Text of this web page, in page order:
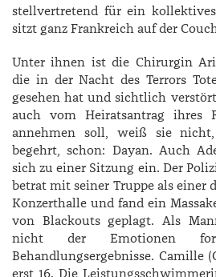
stellvertretend für ein
sitzt ganz Frankreich auf der
Unter ihnen ist die Chirurgin
die in der Nacht des Terrors
gesehen hat und sichtlich
auch vom Heiratsantrag ihres
annehmen soll, weiß sie
begehrt, schon: Dayan. Auch
sich zu einer Sitzung ein. Der
betrat mit seiner Truppe als einer
Konzerthalle und fand ein
von Blackouts geplagt. Als
nicht der Emotionen
Behandlungsergebnisse. ­Camille